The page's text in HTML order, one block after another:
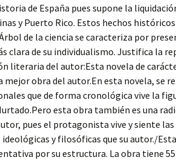
de España pues supone la
y Puerto Rico. Estos hechos
de la ciencia se caracteriza por
clara de su individualismo. Justifica la
literaria del autor:Esta novela de
mejor obra del autor.En esta novela, se
que de forma cronológica vive la
esta obra también es una
pues el protagonista vive y siente
y filosóficas que su autor./
por su estructura. La obra tiene